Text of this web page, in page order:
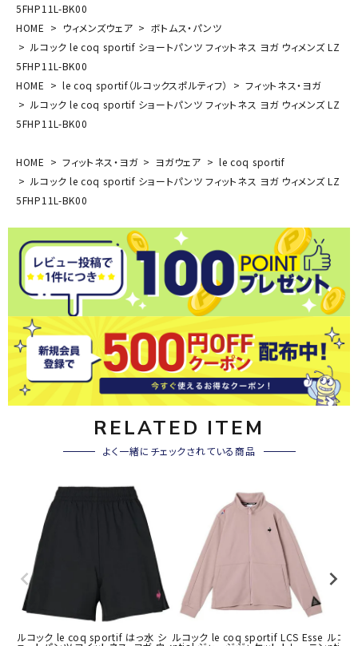
5FHP11L-BK00
HOME
ウィメンズウェア
ボトムス・パンツ
ルコック le coq sportif ショートパンツ フィットネス ヨガ ウィメンズ LZ
5FHP11L-BK00
HOME
le coq sportif（ルコックスポルティフ）
フィットネス・ヨガ
ルコック le coq sportif ショートパンツ フィットネス ヨガ ウィメンズ LZ
5FHP11L-BK00
HOME フィットネス・ヨガ ヨガウェア
le coq sportif
ルコック le coq sportif ショートパンツ フィットネス ヨガ ウィメンズ LZ
5FHP11L-BK00
RELATED ITEM
よく一緒にチェックされている商品
ルコック le coq sportif はっ水 シ ルコック le coq sportif LCS Esse ルコ